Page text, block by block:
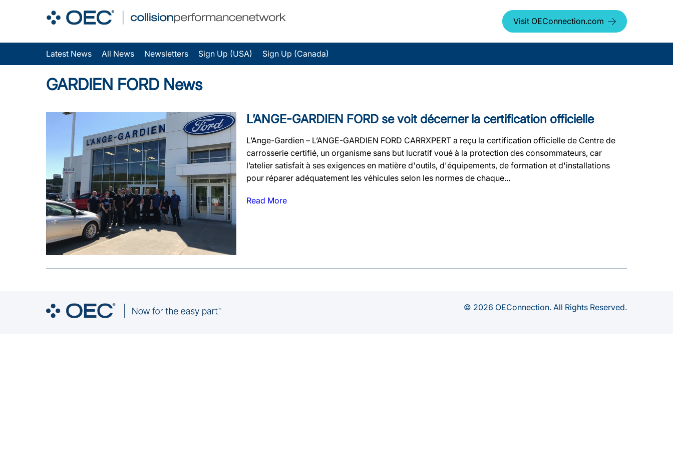
Visit OEConnection.com
Latest News All News Newsletters Sign Up (USA) Sign Up (Canada)
GARDIEN FORD News
L’ANGE-GARDIEN FORD se voit décerner la certification officielle
L’Ange-Gardien – L’ANGE-GARDIEN FORD CARRXPERT a reçu la certification officielle de Centre de
carrosserie certifié, un organisme sans but lucratif voué à la protection des consommateurs, car
l’atelier satisfait à ses exigences en matière d'outils, d'équipements, de formation et d'installations
pour réparer adéquatement les véhicules selon les normes de chaque...
Read More
© 2026 OEConnection. All Rights Reserved.